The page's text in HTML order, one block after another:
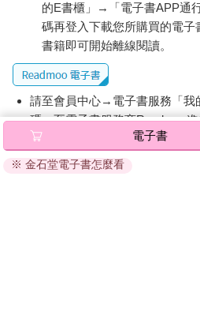
的E書櫃」→「電子書APP通
碼再登入下載您所購買的電
書籍即可開始離線閱讀。
請至會員中心→電子書服務「我
碼』至電子書服務商Readmoo
退換貨須知：
因版權保護，您在金石堂所購買
電子書
※ 金石堂電子書怎麼看